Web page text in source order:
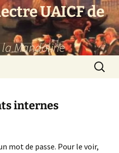
UAICF de
Mandoline
internes
mot de passe. Pour le voir,